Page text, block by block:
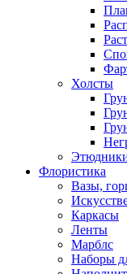
Холсты
Флористика
Вазы,
Каркасы
Ленты
Марблс
Наборы